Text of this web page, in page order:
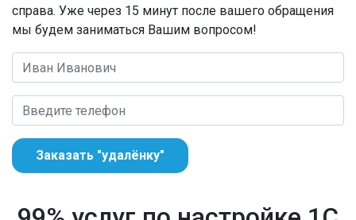
справа. Уже через 15 минут после вашего обращения
мы будем заниматься Вашим вопросом!
Заказать "удалёнку"